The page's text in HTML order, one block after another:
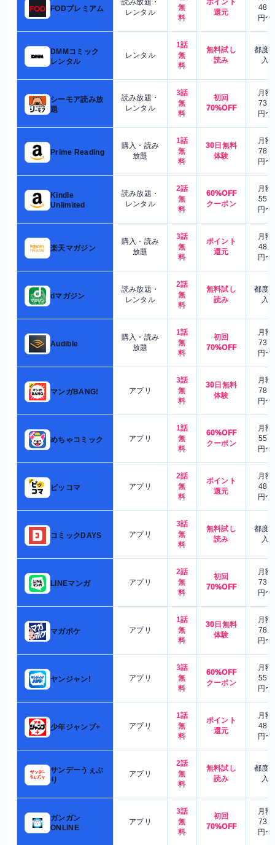
FODプレミアム
読み放題・
レンタル
無
料
ポイント
還元
480
円〜
DMMコミック
レンタル
レンタル
1話
無
料
無料試し
読み
都度
入
シーモア読み放
題
読み放題・
レンタル
3話
無
料
初回
70%OFF
月額
730
円〜
Prime Reading
購入・読み
放題
1話
無
料
30日無料
体験
月額
780
円〜
Kindle
Unlimited
読み放題・
レンタル
2話
無
料
60%OFF
クーポン
月額
550
円〜
楽天マガジン
購入・読み
放題
3話
無
料
ポイント
還元
月額
480
円〜
dマガジン
読み放題・
レンタル
2話
無
料
無料試し
読み
都度
入
Audible
購入・読み
放題
1話
無
料
初回
70%OFF
月額
730
円〜
マンガBANG! アプリ
3話
無
料
30日無料
体験
月額
780
円〜
めちゃコミック アプリ
1話
無
料
60%OFF
クーポン
月額
550
円〜
ピッコマ アプリ
2話
無
料
ポイント
還元
月額
480
円〜
コミックDAYS アプリ
3話
無
料
無料試し
読み
都度
入
LINEマンガ アプリ
2話
無
料
初回
70%OFF
月額
730
円〜
マガポケ アプリ
1話
無
料
30日無料
体験
月額
780
円〜
ヤンジャン! アプリ
3話
無
料
60%OFF
クーポン
月額
550
円〜
少年ジャンプ+ アプリ
1話
無
料
ポイント
還元
月額
480
円〜
サンデーうぇぶ
り
アプリ
2話
無
料
無料試し
読み
都度
入
ガンガン
ONLINE
アプリ
3話
無
料
初回
70%OFF
月額
730
円〜